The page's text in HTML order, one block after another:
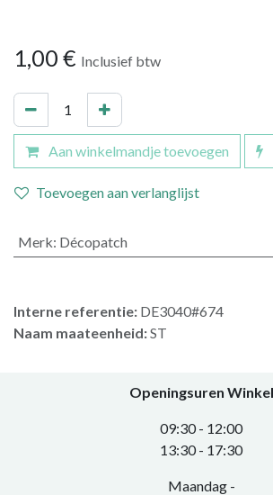
1,00 € Inclusief btw
Aan winkelmandje toevoegen
Toevoegen aan verlanglijst
Merk: Décopatch
Interne referentie: DE3040#674
Naam maateenheid:ST
Openingsuren Winkel
0​9:30 - 12:00
​13:30 - 17:30​
Maandag -